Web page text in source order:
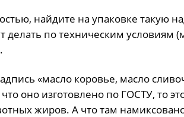
найдите на упаковке такую
делать по техническим условиям
«масло коровье, масло
оно изготовлено по ГОСТУ, то
жиров. А что там